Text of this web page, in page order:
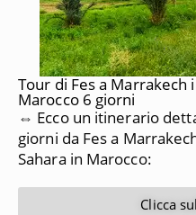
Tour di Fes a Marrakech
Marocco 6 giorni
⇔ Ecco un itinerario
giorni da Fes a
Sahara in Marocco:
Clicca